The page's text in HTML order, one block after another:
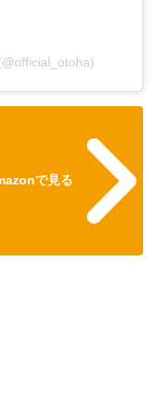
で見る